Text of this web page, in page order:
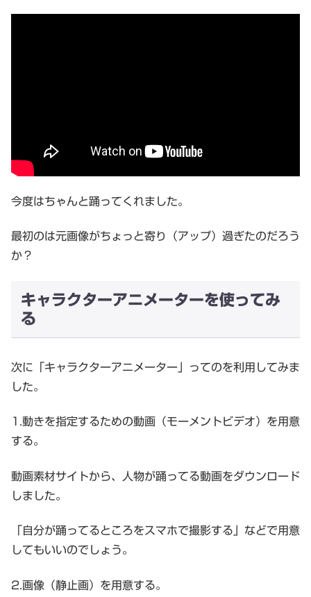
今度はちゃんと踊ってくれました。
最初のは元画像がちょっと寄り（アップ）過ぎたのだろう
か？
キャラクターアニメーターを使ってみ
る
次に「キャラクターアニメーター」ってのを利用してみま
した。
1.動きを指定するための動画（モーメントビデオ）を用意
する。
動画素材サイトから、人物が踊ってる動画をダウンロード
しました。
「自分が踊ってるところをスマホで撮影する」などで用意
してもいいのでしょう。
2.画像（静止画）を用意する。